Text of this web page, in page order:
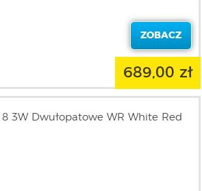
ZOBACZ
689,00 zł
3W Dwułopatowe WR White Red